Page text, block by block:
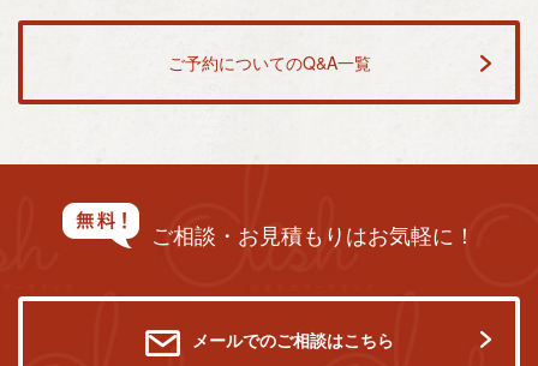
ご予約についてのQ&A一覧
ご相談・お見積もりはお気軽に！
メールでのご相談はこちら